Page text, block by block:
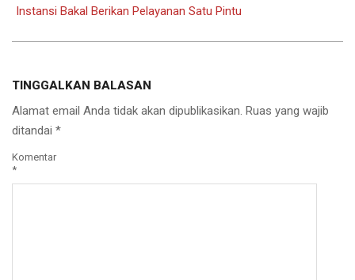
Instansi Bakal Berikan Pelayanan Satu Pintu
TINGGALKAN BALASAN
Alamat email Anda tidak akan dipublikasikan. Ruas yang wajib
ditandai *
Komentar
*